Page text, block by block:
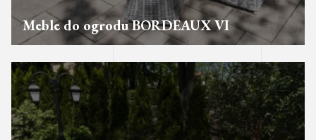
Meble do ogrodu BORDEAUX VI